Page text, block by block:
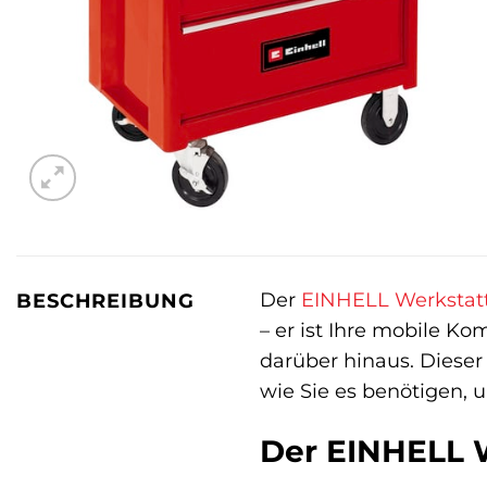
BESCHREIBUNG Der EINHELL
– er ist Ihre mobile
darüber hinaus.
wie Sie es benötigen,
Der EINHELL